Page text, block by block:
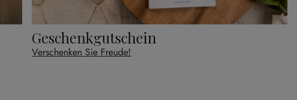
Geschenkgutschein
Verschenken Sie Freude!